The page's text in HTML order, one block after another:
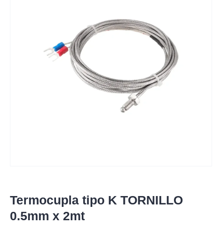
Termocupla tipo K TORNILLO
0.5mm x 2mt